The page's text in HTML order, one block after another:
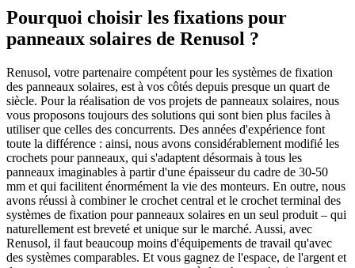
Pourquoi choisir les fixations pour
panneaux solaires de Renusol ?
Renusol, votre partenaire compétent pour les systèmes de fixation
des panneaux solaires, est à vos côtés depuis presque un quart de
siècle. Pour la réalisation de vos projets de panneaux solaires, nous
vous proposons toujours des solutions qui sont bien plus faciles à
utiliser que celles des concurrents. Des années d'expérience font
toute la différence : ainsi, nous avons considérablement modifié les
crochets pour panneaux, qui s'adaptent désormais à tous les
panneaux imaginables à partir d'une épaisseur du cadre de 30-50
mm et qui facilitent énormément la vie des monteurs. En outre, nous
avons réussi à combiner le crochet central et le crochet terminal des
systèmes de fixation pour panneaux solaires en un seul produit – qui
naturellement est breveté et unique sur le marché. Aussi, avec
Renusol, il faut beaucoup moins d'équipements de travail qu'avec
des systèmes comparables. Et vous gagnez de l'espace, de l'argent et